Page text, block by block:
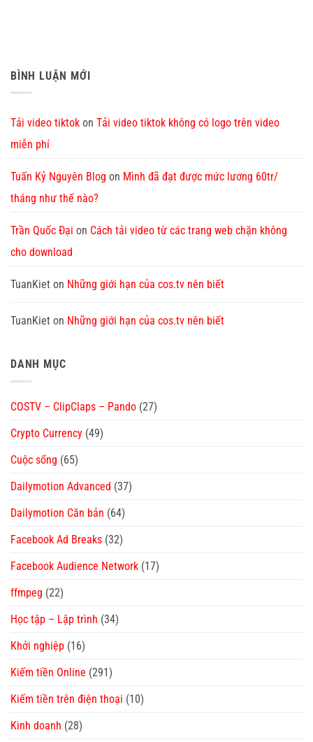
BÌNH LUẬN MỚI
Tải video tiktok on Tải video tiktok không có logo trên video
miễn phí
Tuấn Kỷ Nguyên Blog on Mình đã đạt được mức lương 60tr/
tháng như thế nào?
Trần Quốc Đại on Cách tải video từ các trang web chặn không
cho download
TuanKiet on Những giới hạn của cos.tv nên biết
TuanKiet on Những giới hạn của cos.tv nên biết
DANH MỤC
COSTV – ClipClaps – Pando (27)
Crypto Currency (49)
Cuộc sống (65)
Dailymotion Advanced (37)
Dailymotion Căn bản (64)
Facebook Ad Breaks (32)
Facebook Audience Network (17)
ffmpeg (22)
Học tập – Lập trình (34)
Khởi nghiệp (16)
Kiếm tiền Online (291)
Kiếm tiền trên điện thoại (10)
Kinh doanh (28)